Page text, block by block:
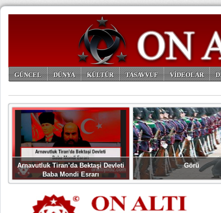
GÜNCEL DÜNYA KÜLTÜR TASAVVUF VİDEOLAR
Arnavutluk Tiran’da Bektaşi Devleti
Baba Mondi Esrarı
Görü